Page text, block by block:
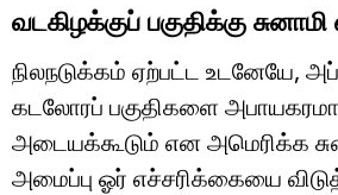
வடகிழக்குப் பகுதிக்கு
நிலநடுக்கம் ஏற்பட்ட உடனேயே,
கடலோரப் பகுதிகளை
அடையக்கூடும் என அமெரிக்க
அமைப்பு ஓர் எச்சரிக்கையை